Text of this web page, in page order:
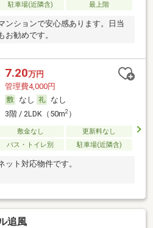
駐車場(近隣含) 最上階
ンションで安心感あります。日当
お勧めです。
7.20万円
管理費4,000円
なし
なし
3階 / 2LDK（50m2）
敷金なし
更新料なし
バス・トイレ別 駐車場(近隣含)
ット対応物件です。
追風